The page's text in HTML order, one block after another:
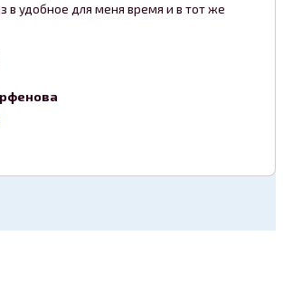
в удобное для меня время и в тот же